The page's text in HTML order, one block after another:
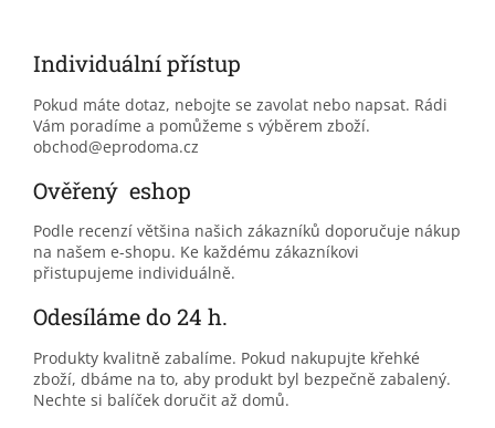
Individuální přístup
Pokud máte dotaz, nebojte se zavolat nebo napsat. Rádi
Vám poradíme a pomůžeme s výběrem zboží.
obchod@eprodoma.cz
Ověřený eshop
Podle recenzí většina našich zákazníků doporučuje nákup
na našem e-shopu. Ke každému zákazníkovi
přistupujeme individuálně.
Odesíláme do 24 h.
Produkty kvalitně zabalíme. Pokud nakupujte křehké
zboží, dbáme na to, aby produkt byl bezpečně zabalený.
Nechte si balíček doručit až domů.